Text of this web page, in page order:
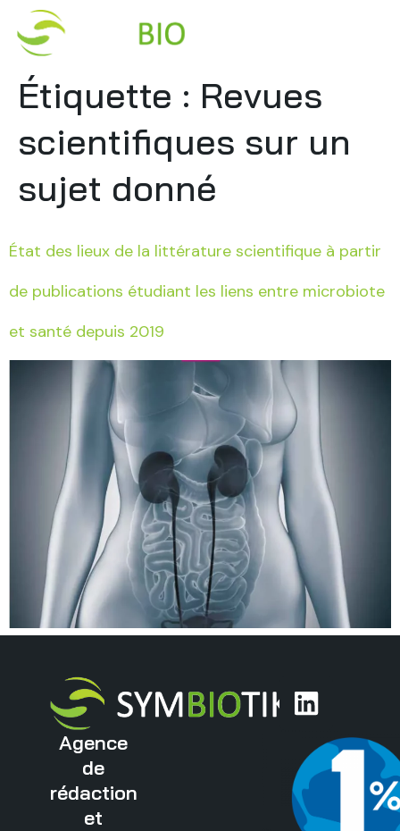
Étiquette : Revues
scientifiques sur un
sujet donné
État des lieux de la littérature scientifique à partir
de publications étudiant les liens entre microbiote
et santé depuis 2019
Agence
de
rédaction
et